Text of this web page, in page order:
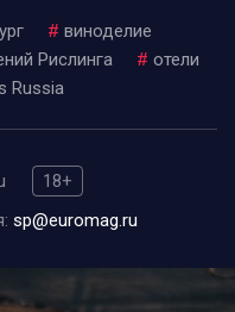
# виноделие
Рислинга # отели
Russia
18+
sp@euromag.ru